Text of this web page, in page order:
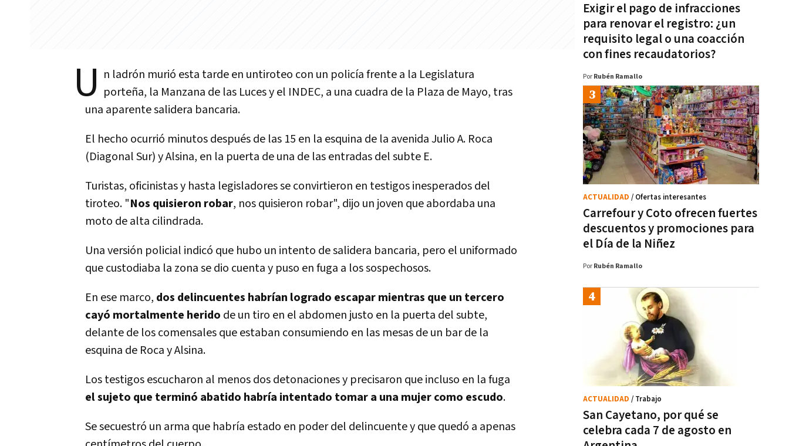
U n ladrón murió esta tarde en untiroteo con un policía frente a la Legislatura
porteña, la Manzana de las Luces y el INDEC, a una cuadra de la Plaza de Mayo, tras
una aparente salidera bancaria.
El hecho ocurrió minutos después de las 15 en la esquina de la avenida Julio A. Roca
(Diagonal Sur) y Alsina, en la puerta de una de las entradas del subte E.
Turistas, oficinistas y hasta legisladores se convirtieron en testigos inesperados del
tiroteo. "Nos quisieron robar, nos quisieron robar", dijo un joven que abordaba una
moto de alta cilindrada.
Una versión policial indicó que hubo un intento de salidera bancaria, pero el uniformado
que custodiaba la zona se dio cuenta y puso en fuga a los sospechosos.
En ese marco, dos delincuentes habrían logrado escapar mientras que un tercero
cayó mortalmente herido de un tiro en el abdomen justo en la puerta del subte,
delante de los comensales que estaban consumiendo en las mesas de un bar de la
esquina de Roca y Alsina.
Los testigos escucharon al menos dos detonaciones y precisaron que incluso en la fuga
el sujeto que terminó abatido habría intentado tomar a una mujer como escudo.
Se secuestró un arma que habría estado en poder del delincuente y que quedó a apenas
Exigir el pago de infracciones
para renovar el registro: ¿un
requisito legal o una coacción
con fines recaudatorios?
Por Rubén Ramallo
Carrefour y Coto ofrecen fuertes
descuentos y promociones para
el Día de la Niñez
ACTUALIDAD / Ofertas interesantes
Por Rubén Ramallo
San Cayetano, por qué se
celebra cada 7 de agosto en
ACTUALIDAD / Trabajo